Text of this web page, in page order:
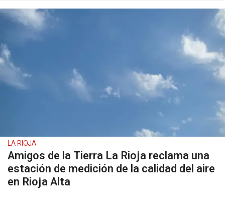
LA RIOJA
Amigos de la Tierra La Rioja reclama una
estación de medición de la calidad del aire
en Rioja Alta